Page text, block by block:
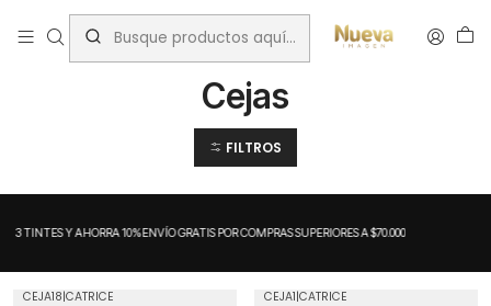
Inicio Maquillaje Cejas
Cejas
FILTROS
3 TINTES Y AHORRA 10%ENVÍO GRATIS POR COMPRAS SUPERIORES A $70.000
CEJA18|CATRICE CEJA1|CATRICE